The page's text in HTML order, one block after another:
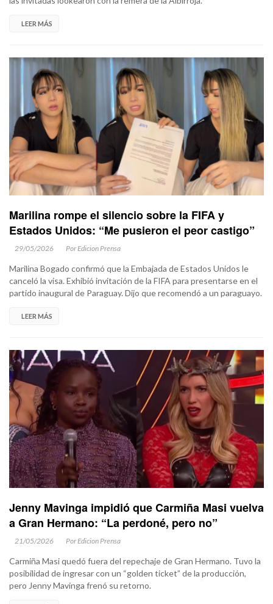
LEER MÁS
Marilina rompe el silencio sobre la FIFA y
Estados Unidos: “Me pusieron el peor castigo”
29/05/2026 Por Edicion Prensa
Marilina Bogado confirmó que la Embajada de Estados Unidos le
canceló la visa. Exhibió invitación de la FIFA para presentarse en el
partido inaugural de Paraguay. Dijo que recomendó a un paraguayo.
LEER MÁS
Jenny Mavinga impidió que Carmiña Masi vuelva
a Gran Hermano: “La perdoné, pero no”
21/05/2026 Por Edicion Prensa
Carmiña Masi quedó fuera del repechaje de Gran Hermano. Tuvo la
posibilidad de ingresar con un “golden ticket” de la producción,
pero Jenny Mavinga frenó su retorno.